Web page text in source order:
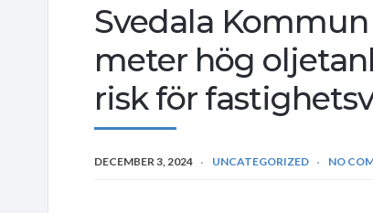
Svedala
meter hög
risk för
DECEMBER 3, 2024 UNCATEGORIZED NO